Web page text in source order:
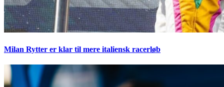
Milan Rytter er klar til mere italiensk racerløb